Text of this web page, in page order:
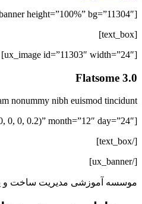
[ux_banner height=”100%” bg=”11304″]
[text_box]
[ux_image id=”11303″ width=”24″]
Flatsome 3.0
nonummy nibh euismod tincidunt.
[ux_countdown bg_color=”rgba(0, 0, 0, 0.2)” month=”12″ day=”24″]
[/text_box]
[/ux_banner]
موسسه آموزشی مدیریت ساخت و